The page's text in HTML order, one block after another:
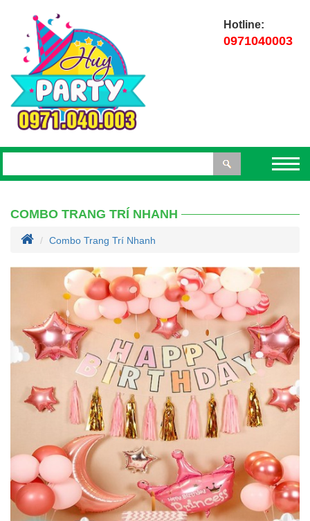
Hotline:
0971040003
COMBO TRANG TRÍ NHANH
Combo Trang Trí Nhanh